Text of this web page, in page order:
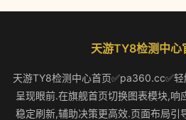
天游TY8检测中心
天游TY8检测中心首页✅pa360.cc✅
呈现眼前.在旗舰首页切换图表模块,响
稳定刷新,辅助决策更高效.页面布局引